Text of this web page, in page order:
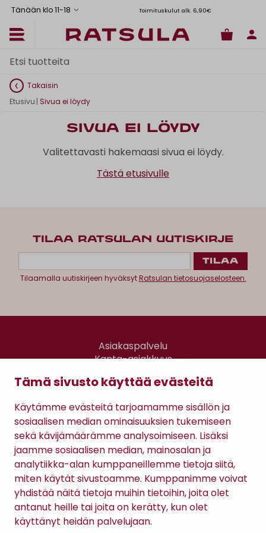
Tämä sivusto käyttää evästeitä
Käytämme evästeitä tarjoamamme sisällön ja
sosiaalisen median ominaisuuksien tukemiseen
sekä kävijämäärämme analysoimiseen. Lisäksi
jaamme sosiaalisen median, mainosalan ja
analytiikka-alan kumppaneillemme tietoja siitä,
miten käytät sivustoamme. Kumppanimme voivat
yhdistää näitä tietoja muihin tietoihin, joita olet
antanut heille tai joita on kerätty, kun olet
käyttänyt heidän palvelujaan.
Tänään klo 11-18 Toimituskulut alk. 6,90€
Takaisin
Etusivu | Sivua ei löydy
Sivua ei löydy
Valitettavasti hakemaasi sivua ei löydy.
Tästä etusivulle
TILAA RATSULAN UUTISKIRJE
Tilaamalla uutiskirjeen hyväksytRatsulan tietosuojaselosteen.
Asiakaspalvelu
Kanta-asiakkuus
Gomee Ratsula Café
Sopimusehdot
Tietosuojaseloste
Maksutavat